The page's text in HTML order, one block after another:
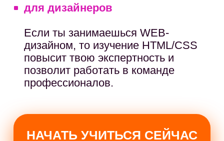
давать и принимать обратную
Сейчас разработчик
Любой разработчик — часть
команды, поэтому эффективная
коммуникация определяет
успех проекта.